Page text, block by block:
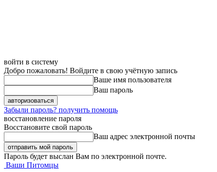
войти в систему
Добро пожаловать! Войдите в свою учётную запись
Ваше имя пользователя
Ваш пароль
Забыли пароль? получить помощь
восстановление пароля
Восстановите свой пароль
Ваш адрес электронной почты
Пароль будет выслан Вам по электронной почте.
Ваши Питомцы